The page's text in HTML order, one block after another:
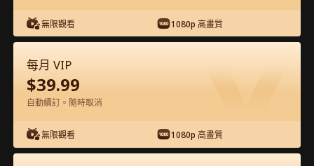
1-50 51-52 全集
無限觀看 1080p 高畫質
每月 VIP
$39.99
自動續訂。隨時取消
無限觀看 1080p 高畫質